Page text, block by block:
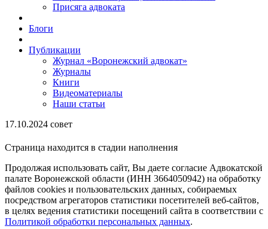
Присяга адвоката
Блоги
Публикации
Журнал «Воронежский адвокат»
Журналы
Книги
Видеоматериалы
Наши статьи
17.10.2024 совет
Страница находится в стадии наполнения
Продолжая использовать сайт, Вы даете согласие Адвокатской
палате Воронежской области (ИНН 3664050942) на обработку
файлов cookies и пользовательских данных, собираемых
посредством агрегаторов статистики посетителей веб-сайтов,
в целях ведения статистики посещений сайта в соответствии с
Политикой обработки персональных данных.